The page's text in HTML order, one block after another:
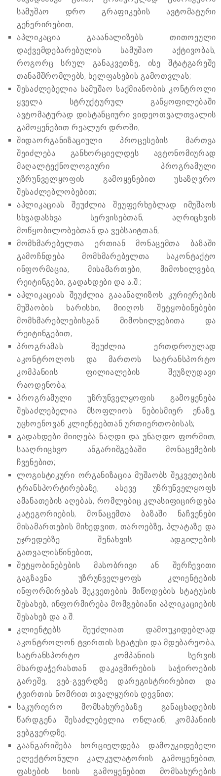
სამუშაო დრო გრაფიკების ავტომატური
გენერირებით;
აპლიკაცია გააანალიზებს თითოეული
დაქვემდებარებულის სამუშაო აქტივობას,
როგორც სრულ განაკვეთზე, ისე შტატგარეშე
თანამშრომლებს, ხელფასების გამოთვლას;
შესაძლებელია სამუშაო საქმიანობის კონტროლი
ყველა სტრუქტურულ განყოფილებაში
ავტომატურად დისტანციური ვიდეოთვალთვალის
გამოყენებით რეალურ დროში;
შიდაორგანიზაციული პროცესების მართვა
შეიძლება განხორციელდეს ავტონომიურად
მაღალტექნოლოგიური პროგრამული
უზრუნველყოფის გამოყენებით უსაზღვრო
შესაძლებლობებით;
აპლიკაციას შეუძლია შეუფერხებლად იმუშაოს
სხვადასხვა სერვისებთან, აღრიცხვის
მოწყობილობებთან და ვებსაიტთან;
მომხმარებელთა ერთიან მონაცემთა ბაზაში
გამოჩნდება მომხმარებელთა საკონტაქტო
ინფორმაცია, მისამართები, მიმოხილვები,
რეიტინგები, გადახდები და ა.შ.;
აპლიკაციას შეუძლია გააანალიზოს კურიერების
მუშაობის ხარისხი, მიიღოს შეტყობინებები
მომხმარებლებისგან მიმოხილვებითა და
რეიტინგებით;
პროგრამას შეუძლია ერთდროულად
აკონტროლოს და მართოს სატრანსპორტო
კომპანიის ფილიალების შეუზღუდავი
რაოდენობა;
პროგრამული უზრუნველყოფის გამოყენება
შესაძლებელია მსოფლიოს ნებისმიერ ენაზე,
უცხოენოვან კლიენტებთან ურთიერთობისას;
გადახდები მიიღება ნაღდი და უნაღდო ფორმით,
სააღრიცხვო ანგარიშგებაში მონაცემების
ჩვენებით;
ლოგისტიკური ორგანიზაცია მუშაობს შეკვეთების
ტრანსპორტირებაზე, ასევე უზრუნველყოფს
ამანათების აღებას, რომლებიც კლასიფიცირდება
კატეგორიების, მონაცემთა ბაზაში ნაჩვენები
მისამართების მიხედვით, თაროებზე, პლატაზე და
უჯრედებზე შენახვის ადგილების
გათვალისწინებით;
შეტყობინებების მასობრივი ან შერჩევითი
გაგზავნა უზრუნველყოფს კლიენტების
ინფორმირებას შეკვეთების მიწოდების სტატუსის
შესახებ, ინფორმირება მომგებიანი აპლიკაციების
შესახებ და ა.შ.
კლიენტებს შეუძლიათ დამოუკიდებლად
აკონტროლონ ტვირთის სტატუსი და მდებარეობა,
სატრანსპორტო კომპანიის სერვის
მხარდაჭერასთან დაკავშირების საჭიროების
გარეშე, ვებ-გვერდზე დარეგისტრირებით და
ტვირთის ნომრით თვალყურის დევნით;
საკურიერო მომსახურებაზე განაცხადების
წარდგენა შესაძლებელია ონლაინ, კომპანიის
ვებგვერდზე;
გაანგარიშება ხორციელდება დამოუკიდებელი
ელექტრონული კალკულატორის გამოყენებით,
ფასების სიის გამოყენებით მომსახურების